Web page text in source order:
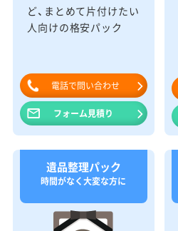
ど、まとめて片付けたい
人向けの格安パック
電話で問い合わせ
フォーム見積り
遺品整理パック
時間がなく大変な方に